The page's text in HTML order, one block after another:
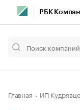
РБК
Главная ИП